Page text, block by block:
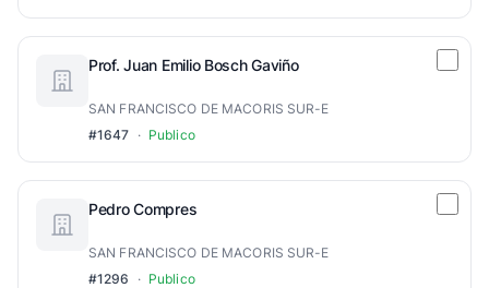
Prof. Juan Emilio Bosch Gaviño
SAN FRANCISCO DE MACORIS SUR-E
#1647 · Publico
Pedro Compres
SAN FRANCISCO DE MACORIS SUR-E
#1296
· Publico